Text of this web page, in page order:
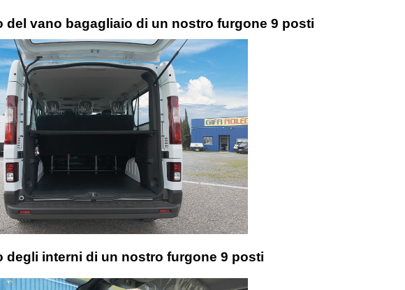
del vano bagagliaio di un nostro furgone 9 posti
degli interni di un nostro furgone 9 posti